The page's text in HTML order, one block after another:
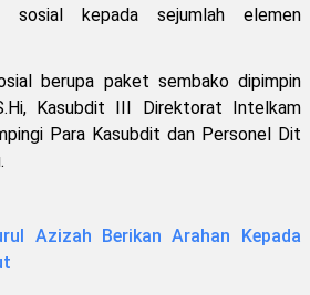
sosial kepada sejumlah elemen
berupa paket sembako dipimpin
Kasubdit III Direktorat Intelkam
Para Kasubdit dan Personel Dit
Azizah Berikan Arahan Kepada